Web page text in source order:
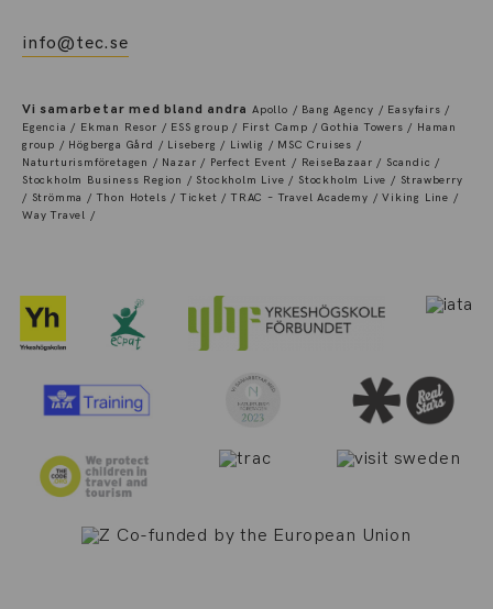
info@tec.se
Vi samarbetar med bland andra Apollo / Bang Agency / Easyfairs /
Egencia / Ekman Resor / ESS group / First Camp / Gothia Towers / Haman
group / Högberga Gård / Liseberg / Liwlig / MSC Cruises /
Naturturismföretagen / Nazar / Perfect Event / ReiseBazaar / Scandic /
Stockholm Business Region / Stockholm Live / Stockholm Live / Strawberry
/ Strömma / Thon Hotels / Ticket / TRAC – Travel Academy / Viking Line /
Way Travel /